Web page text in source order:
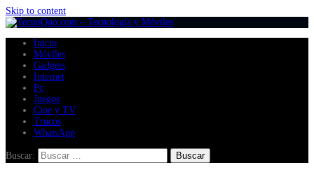
Skip to content
Inicio
Móviles
Gadgets
Internet
Pc
Juegos
Cine y TV
Trucos
WhatsApp
Buscar: